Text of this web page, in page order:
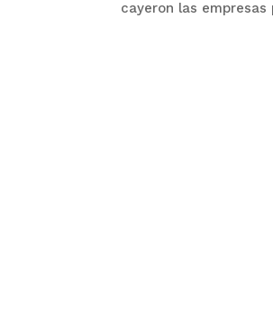
cayeron las